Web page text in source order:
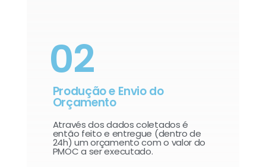
02
Produção e Envio do
Orçamento
Através dos dados coletados é
então feito e entregue (dentro de
24h) um orçamento com o valor do
PMOC a ser executado.